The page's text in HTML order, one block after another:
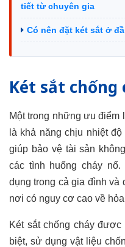
tiết từ chuyên gia
Có nên đặt két sắt ở
Két sắt chống
Một trong những ưu điểm
là khả năng chịu nhiệt
giúp bảo vệ tài sản
các tình huống cháy
dụng trong cả gia đình và
nơi có nguy cơ cao về
Két sắt chống cháy
biệt, sử dụng vật liệu